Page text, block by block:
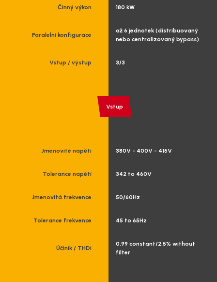
Činný výkon 180 kW
Paralelní konfigurace
až 6 jednotek (distribuovaný
nebo centralizovaný bypass)
Vstup / výstup 3/3
Vstup
Jmenovité napětí 380V - 400V - 415V
Tolerance napětí 342 to 460V
Jmenovitá frekvence 50/60Hz
Tolerance frekvence 45 to 65Hz
Účiník / THDi
0.99 constant/2.5% without
filter